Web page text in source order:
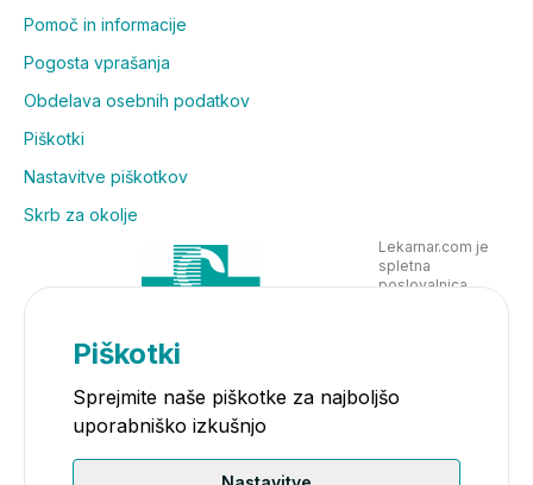
Pomoč in informacije
Pogosta vprašanja
Obdelava osebnih podatkov
Piškotki
Nastavitve piškotkov
Skrb za okolje
Lekarnar.com je
spletna
poslovalnica
Piškotki
Sprejmite naše piškotke za najboljšo
uporabniško izkušnjo